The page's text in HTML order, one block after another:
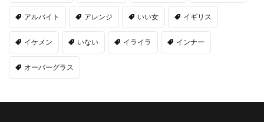
アルバイト アレンジ いい女 イギリス
イケメン いない イライラ インナー
オーバーグラス